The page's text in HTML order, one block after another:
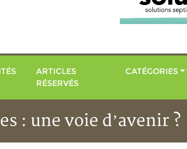
ARTICLES
RÉSERVÉS
CATÉGORIES
: une voie d’avenir ?